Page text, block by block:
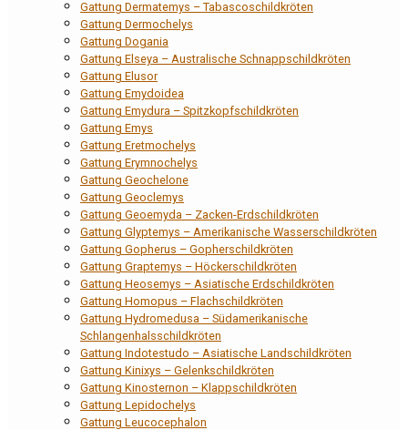
Gattung Dermatemys – Tabascoschildkröten
Gattung Dermochelys
Gattung Dogania
Gattung Elseya – Australische Schnappschildkröten
Gattung Elusor
Gattung Emydoidea
Gattung Emydura – Spitzkopfschildkröten
Gattung Emys
Gattung Eretmochelys
Gattung Erymnochelys
Gattung Geochelone
Gattung Geoclemys
Gattung Geoemyda – Zacken-Erdschildkröten
Gattung Glyptemys – Amerikanische Wasserschildkröten
Gattung Gopherus – Gopherschildkröten
Gattung Graptemys – Höckerschildkröten
Gattung Heosemys – Asiatische Erdschildkröten
Gattung Homopus – Flachschildkröten
Gattung Hydromedusa – Südamerikanische
Schlangenhalsschildkröten
Gattung Indotestudo – Asiatische Landschildkröten
Gattung Kinixys – Gelenkschildkröten
Gattung Kinosternon – Klappschildkröten
Gattung Lepidochelys
Gattung Leucocephalon